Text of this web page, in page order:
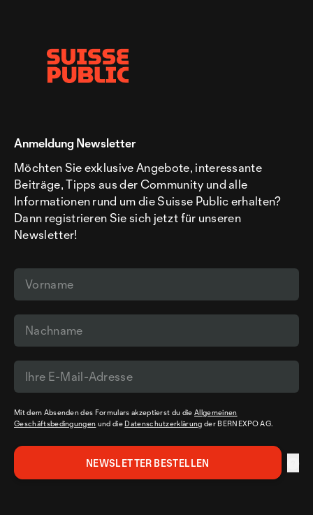
Anmeldung Newsletter
Möchten Sie exklusive Angebote, interessante
Beiträge, Tipps aus der Community und alle
Informationen rund um die Suisse Public erhalten?
Dann registrieren Sie sich jetzt für unseren
Newsletter!
Mit dem Absenden des Formulars akzeptierst du dieAllgemeinen
Geschäftsbedingungen und die Datenschutzerklärung der BERNEXPO AG.